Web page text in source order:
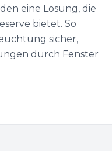
eine Lösung, die
bietet. So
sicher,
durch Fenster